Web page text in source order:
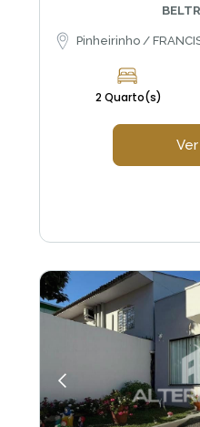
Pinheirinho /
2 Quarto(s)